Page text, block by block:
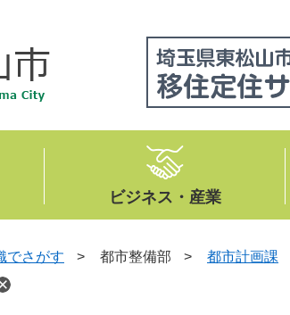
ビジネス・産業
でさがす > 都市整備部 > 都市計画課